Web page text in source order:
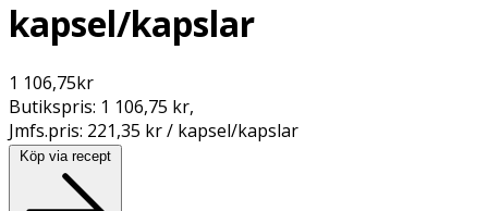
kapsel/kapslar
1 106,75kr
Butikspris: 1 106,75 kr,
Jmfs.pris: 221,35 kr / kapsel/kapslar
Köp via recept